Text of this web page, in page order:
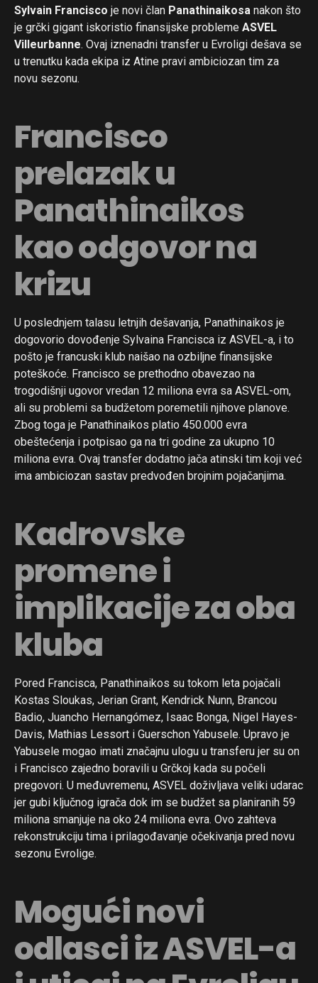
Sylvain Francisco je novi član Panathinaikosa nakon što
je grčki gigant iskoristio finansijske probleme ASVEL
Villeurbanne. Ovaj iznenadni transfer u Evroligi dešava se
u trenutku kada ekipa iz Atine pravi ambiciozan tim za
novu sezonu.
Francisco
prelazak u
Panathinaikos
kao odgovor na
krizu
U poslednjem talasu letnjih dešavanja, Panathinaikos je
dogovorio dovođenje Sylvaina Francisca iz ASVEL-a, i to
pošto je francuski klub naišao na ozbiljne finansijske
poteškoće. Francisco se prethodno obavezao na
trogodišnji ugovor vredan 12 miliona evra sa ASVEL-om,
ali su problemi sa budžetom poremetili njihove planove.
Zbog toga je Panathinaikos platio 450.000 evra
obeštećenja i potpisao ga na tri godine za ukupno 10
miliona evra. Ovaj transfer dodatno jača atinski tim koji već
ima ambiciozan sastav predvođen brojnim pojačanjima.
Kadrovske
promene i
implikacije za oba
kluba
Pored Francisca, Panathinaikos su tokom leta pojačali
Kostas Sloukas, Jerian Grant, Kendrick Nunn, Brancou
Badio, Juancho Hernangómez, Isaac Bonga, Nigel Hayes-
Davis, Mathias Lessort i Guerschon Yabusele. Upravo je
Yabusele mogao imati značajnu ulogu u transferu jer su on
i Francisco zajedno boravili u Grčkoj kada su počeli
pregovori. U međuvremenu, ASVEL doživljava veliki udarac
jer gubi ključnog igrača dok im se budžet sa planiranih 59
miliona smanjuje na oko 24 miliona evra. Ovo zahteva
rekonstrukciju tima i prilagođavanje očekivanja pred novu
sezonu Evrolige.
Mogući novi
odlasci iz ASVEL-a